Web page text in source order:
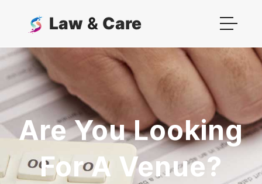
Law & Care
Are You Looking
For A Venue?